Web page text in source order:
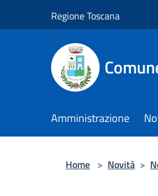
Regione Toscana
Amministrazione
Home > Novità >